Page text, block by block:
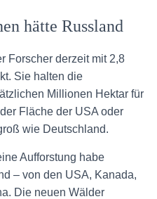
hätte Russland
Forscher derzeit mit 2,8
Sie halten die
Millionen Hektar für
Fläche der USA oder
wie Deutschland.
Aufforstung habe
– von den USA, Kanada,
Die neuen Wälder